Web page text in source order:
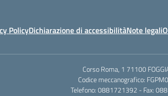
PolicyDichiarazione di accessibilitàNote legali
Corso Roma, 1 71100
Codice meccanografico:
Telefono: 0881721392 - Fax: